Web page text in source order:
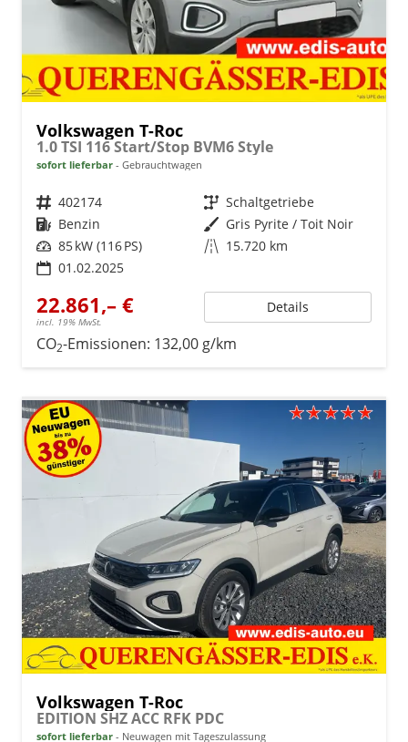
Volkswagen T-Roc
1.0 TSI 116 Start/Stop BVM6 Style
sofort lieferbar Gebrauchtwagen
Fahrzeugnr. 402174 Getriebe Schaltgetriebe
Kraftstoff Benzin Außenfarbe Gris Pyrite / Toit Noir
Leistung 85 kW (116 PS) Kilometerstand 15.720 km
01.02.2025
22.861,– €
incl. 19% MwSt.
Details
CO2-Emissionen: 132,00 g/km
Volkswagen T-Roc
EDITION SHZ ACC RFK PDC
sofort lieferbar Neuwagen mit Tageszulassung